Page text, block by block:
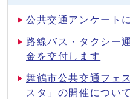
公共交通アンケート
路線バス・タクシー
金を交付します
舞鶴市公共交通フェ
スタ」の開催について